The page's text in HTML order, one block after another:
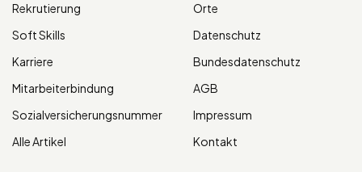
Rekrutierung
Soft Skills
Karriere
Mitarbeiterbindung
Sozialversicherungsnummer
Alle Artikel
Orte
Datenschutz
Bundesdatenschutz
AGB
Impressum
Kontakt